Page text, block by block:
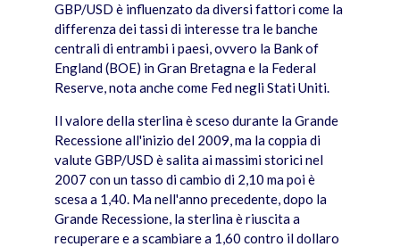
GBP/USD è influenzato da diversi fattori come la
differenza dei tassi di interesse tra le banche
centrali di entrambi i paesi, ovvero la Bank of
England (BOE) in Gran Bretagna e la Federal
Reserve, nota anche come Fed negli Stati Uniti.
Il valore della sterlina è sceso durante la Grande
Recessione all'inizio del 2009, ma la coppia di
valute GBP/USD è salita ai massimi storici nel
2007 con un tasso di cambio di 2,10 ma poi è
scesa a 1,40. Ma nell'anno precedente, dopo la
Grande Recessione, la sterlina è riuscita a
recuperare e a scambiare a 1,60 contro il dollaro